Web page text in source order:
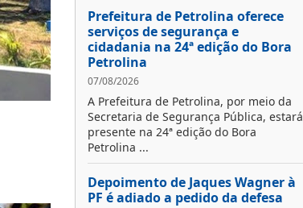
Prefeitura de Petrolina oferece
serviços de segurança e
cidadania na 24ª edição do Bora
Petrolina
07/08/2026
A Prefeitura de Petrolina, por meio da
Secretaria de Segurança Pública, estará
presente na 24ª edição do Bora
Petrolina ...
Depoimento de Jaques Wagner à
PF é adiado a pedido da defesa